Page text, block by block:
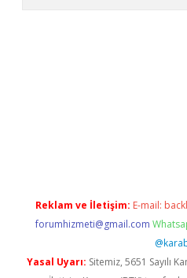
Reklam ve İletişim: E-mail:
forumhizmeti@gmail.com
Yasal Uyarı: Sitemiz, 5651 Sayılı